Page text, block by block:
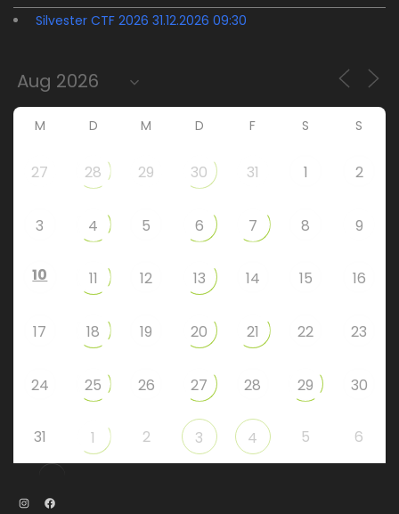
Silvester CTF 2026 31.12.2026 09:30
M D M D F S S
27 28 29 30 31 1 2
3 4 5 6 7 8 9
10 11 12 13 14 15 16
17 18 19 20 21 22 23
24 25 26 27 28 29 30
31 1 2 3 4 5 6